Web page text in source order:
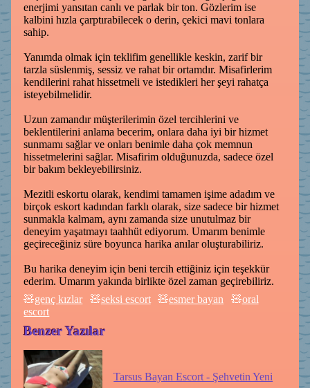
enerjimi yansıtan canlı ve parlak bir ton. Gözlerim ise
kalbini hızla çarptırabilecek o derin, çekici mavi tonlara
sahip.
Yanımda olmak için teklifim genellikle keskin, zarif bir
tarzla süslenmiş, sessiz ve rahat bir ortamdır. Misafirlerim
kendilerini rahat hissetmeli ve istedikleri her şeyi rahatça
isteyebilmelidir.
Uzun zamandır müşterilerimin özel tercihlerini ve
beklentilerini anlama becerim, onlara daha iyi bir hizmet
sunmamı sağlar ve onları benimle daha çok memnun
hissetmelerini sağlar. Misafirim olduğunuzda, sadece özel
bir bakım bekleyebilirsiniz.
Mezitli eskortu olarak, kendimi tamamen işime adadım ve
birçok eskort kadından farklı olarak, size sadece bir hizmet
sunmakla kalmam, aynı zamanda size unutulmaz bir
deneyim yaşatmayı taahhüt ediyorum. Umarım benimle
geçireceğiniz süre boyunca harika anılar oluşturabiliriz.
Bu harika deneyim için beni tercih ettiğiniz için teşekkür
ederim. Umarım yakında birlikte özel zaman geçirebiliriz.
genç kızlar
seksi escort esmer bayan
oral
escort
Benzer Yazılar
Tarsus Bayan Escort - Şehvetin Yeni